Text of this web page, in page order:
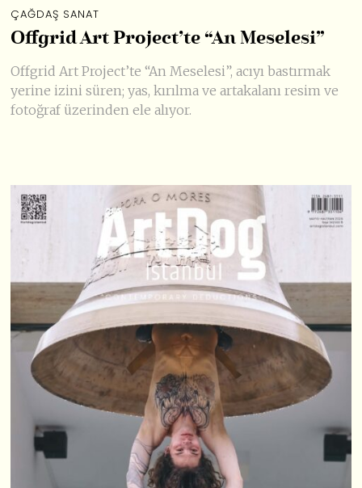
ÇAĞDAŞ SANAT
Offgrid Art Project’te “An Meselesi”
Offgrid Art Project’te “An Meselesi”, acıyı bastırmak
yerine izini süren; yas, kırılma ve artakalanı resim ve
fotoğraf üzerinden ele alıyor.